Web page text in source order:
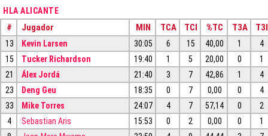
HLA ALICANTE
# Jugador MIN TCA TCI %TC T3A T3I
13 Kevin Larsen 30:05 6 15 40,00 1
4
15
Tucker Richardson 19:40 1 5 20,00 0
1
21
Álex Jordá 21:40 3 7 42,86 1
4
23
Deng Geu 18:35 0 7 0,00 0
4
33
Mike Torres 24:07 4 7 57,14 0
2
4
Sebastian Aris 15:53 0 2 0,00 0
1